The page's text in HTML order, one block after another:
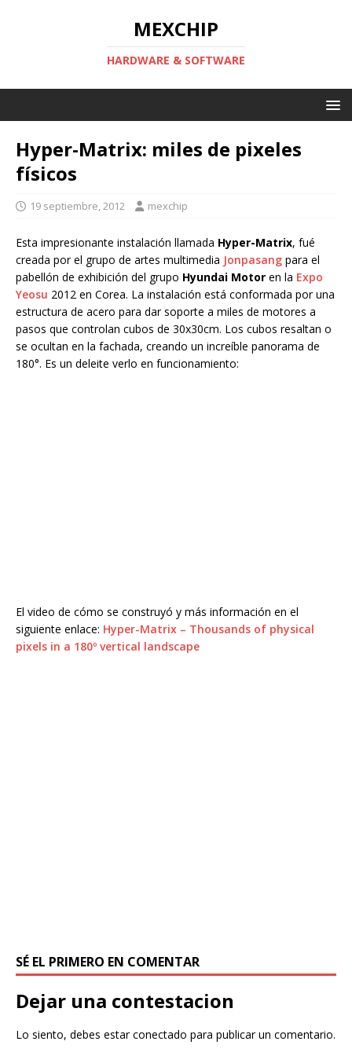
MEXCHIP
HARDWARE & SOFTWARE
Hyper-Matrix: miles de pixeles
físicos
19 septiembre, 2012 mexchip
Esta impresionante instalación llamada Hyper-Matrix, fué
creada por el grupo de artes multimedia Jonpasang para el
pabellón de exhibición del grupo Hyundai Motor en la Expo
Yeosu 2012 en Corea. La instalación está conformada por una
estructura de acero para dar soporte a miles de motores a
pasos que controlan cubos de 30x30cm. Los cubos resaltan o
se ocultan en la fachada, creando un increíble panorama de
180°. Es un deleite verlo en funcionamiento:
El video de cómo se construyó y más información en el
siguiente enlace: Hyper-Matrix – Thousands of physical
pixels in a 180º vertical landscape
SÉ EL PRIMERO EN COMENTAR
Dejar una contestacion
Lo siento, debes estarconectado para publicar un comentario.